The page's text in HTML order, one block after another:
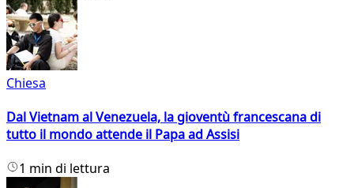
Chiesa
Dal Vietnam al Venezuela, la gioventù francescana di
tutto il mondo attende il Papa ad Assisi
1 min di lettura